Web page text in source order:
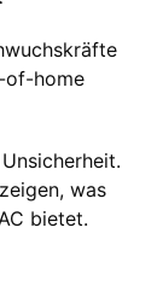
of-home
was
bietet.